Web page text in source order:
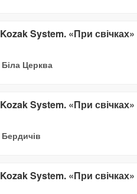
Kozak System. «При свічках»
Біла Церква
Kozak System. «При свічках»
Бердичів
Kozak System. «При свічках»